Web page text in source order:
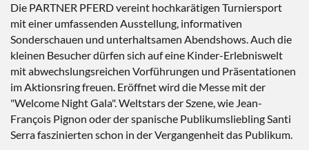
Die PARTNER PFERD vereint hochkarätigen Turniersport
mit einer umfassenden Ausstellung, informativen
Sonderschauen und unterhaltsamen Abendshows. Auch die
kleinen Besucher dürfen sich auf eine Kinder-Erlebniswelt
mit abwechslungsreichen Vorführungen und Präsentationen
im Aktionsring freuen. Eröffnet wird die Messe mit der
"Welcome Night Gala". Weltstars der Szene, wie Jean-
François Pignon oder der spanische Publikumsliebling Santi
Serra faszinierten schon in der Vergangenheit das Publikum.